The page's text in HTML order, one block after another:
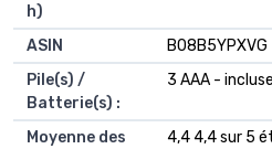
h)
ASIN
‎B08B5YPXVG
Pile(s) /
Batterie(s) :
3 AAA -
Moyenne des
4,4 4,4 sur 5